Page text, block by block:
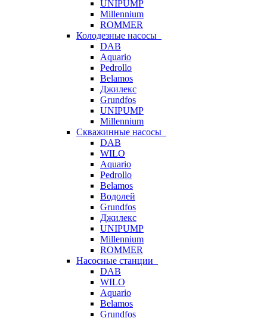
UNIPUMP
Millennium
ROMMER
Колодезные насосы
DAB
Aquario
Pedrollo
Belamos
Джилекс
Grundfos
UNIPUMP
Millennium
Скважинные насосы
DAB
WILO
Aquario
Pedrollo
Belamos
Водолей
Grundfos
Джилекс
UNIPUMP
Millennium
ROMMER
Насосные станции
DAB
WILO
Aquario
Belamos
Grundfos